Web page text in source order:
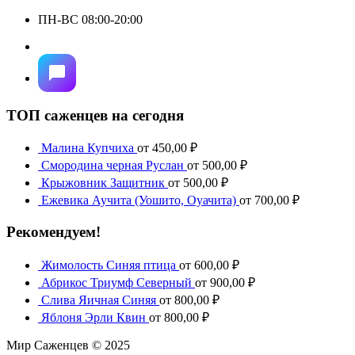
ПН-ВС 08:00-20:00
ТОП саженцев на сегодня
Малина Купчиха от 450,00 ₽
Смородина черная Руслан от 500,00 ₽
Крыжовник Защитник от 500,00 ₽
Ежевика Аучита (Уошито, Оуачита) от 700,00 ₽
Рекомендуем!
Жимолость Синяя птица от 600,00 ₽
Абрикос Триумф Северный от 900,00 ₽
Слива Яичная Синяя от 800,00 ₽
Яблоня Эрли Квин от 800,00 ₽
Мир Саженцев © 2025